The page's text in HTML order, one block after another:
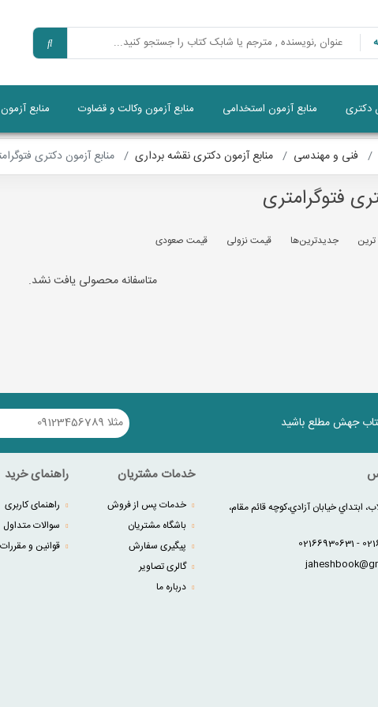
دکتری منابع آزمون استخدامی منابع آزمون وکالت و قضاوت منابع
فنی و مهندسی منابع آزمون دکتری نقشه برداری منابع آزمون دکتری
فتوگرامتری
ترين جديدترين‌ها قيمت نزولی قيمت صعودی
متاسفانه محصولی یافت نشد.
جهش مطلع باشید
ابتداي خيابان آزادي،کوچه قائم مقام،
خدمات مشتریان
خدمات پس از فروش
باشگاه مشتریان
پیگیری سفارش
گالری تصاویر
درباره ما
راهنمای خرید
راهنمای کاربری
سوالات متداول
قوانین و مقررات